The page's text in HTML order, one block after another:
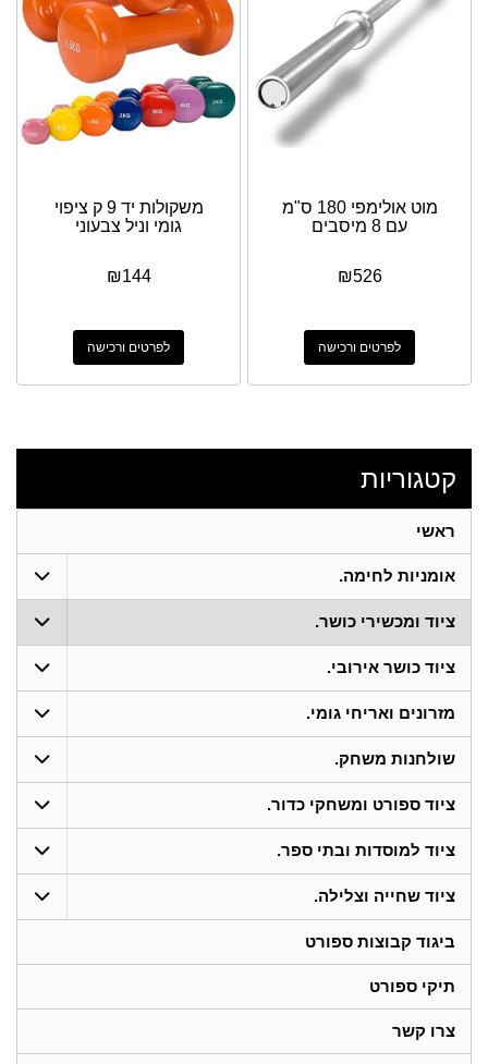
מוט אולימפי 180 ס"מ
עם 8 מיסבים
₪526
לפרטים ורכישה
משקולות יד 9 ק ציפוי
גומי וניל צבעוני
₪144
לפרטים ורכישה
קטגוריות
ראשי
אומניות לחימה.
ציוד ומכשירי כושר.
ציוד כושר אירובי.
מזרונים ואריחי גומי.
שולחנות משחק.
ציוד ספורט ומשחקי כדור.
ציוד למוסדות ובתי ספר.
ציוד שחייה וצלילה.
ביגוד קבוצות ספורט
תיקי ספורט
צרו קשר